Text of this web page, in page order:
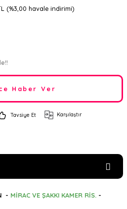
(%3,00 havale indirimi)
Haber Ver
Tavsiye Et Karşılaştır
- MİRAC VE ŞAKKI KAMER RİS. -